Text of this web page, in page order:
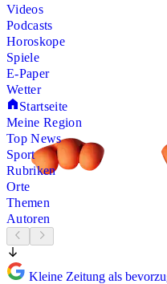
Videos
Podcasts
Horoskope
Spiele
E-Paper
Wetter
Startseite
Meine Region
Top News
Sport
Rubriken
Orte
Themen
Autoren
Kleine Zeitung als